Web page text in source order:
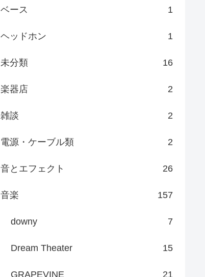
ベース 1
ヘッドホン 1
未分類 16
楽器店 2
雑談 2
電源・ケーブル類 2
音とエフェクト 26
音楽 157
downy 7
Dream Theater 15
GRAPEVINE 21